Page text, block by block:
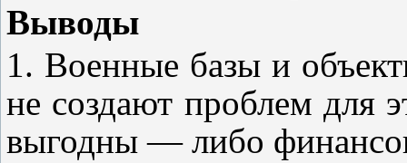
Выводы
1. Военные базы и
не создают проблем для
выгодны — либо